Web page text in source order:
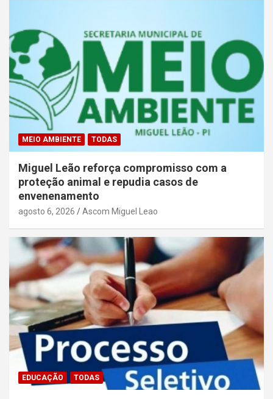
MEIO AMBIENTE TODAS
Miguel Leão reforça compromisso com a
proteção animal e repudia casos de
envenenamento
agosto 6, 2026 Ascom Miguel Leao
EDUCAÇÃO TODAS